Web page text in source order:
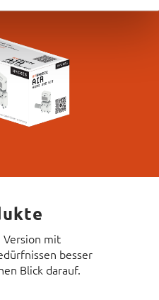
Version mit
besser
Blick darauf.